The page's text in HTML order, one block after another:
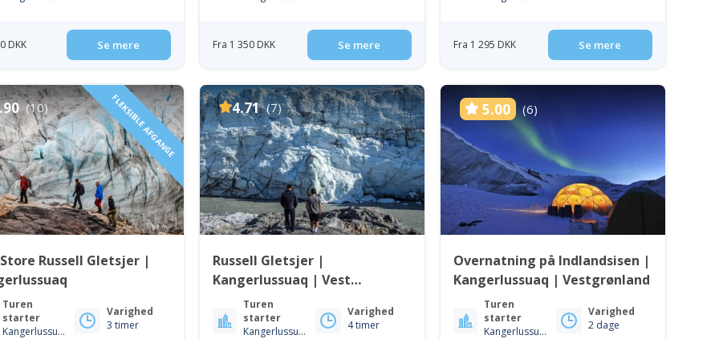
DKK Se mere Fra 1 350 DKK Se mere Fra 1 295 DKK Se mere
(10) FLEKSIBLE AFGANGE
Russell Gletsjer |
Turen
starter
Kangerlussuaq
Varighed
3 timer
4.71 (7)
Russell Gletsjer |
Kangerlussuaq | Vest
Grønland
Turen
starter
Kangerlussuaq
Varighed
4 timer
5.00 (6)
Overnatning på Indlandsisen |
Kangerlussuaq | Vestgrønland
Turen
starter
Kangerlussuaq
Varighed
2 dage